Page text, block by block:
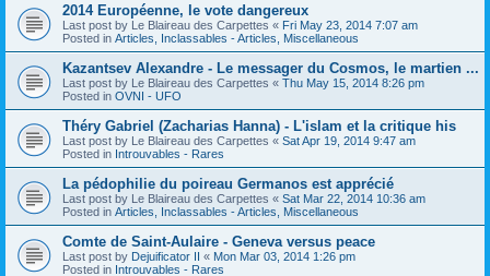
2014 Européenne, le vote dangereux
Last post by Le Blaireau des Carpettes « Fri May 23, 2014 7:07 am
Posted in Articles, Inclassables - Articles, Miscellaneous
Kazantsev Alexandre - Le messager du Cosmos, le martien ...
Last post by Le Blaireau des Carpettes « Thu May 15, 2014 8:26 pm
Posted in OVNI - UFO
Théry Gabriel (Zacharias Hanna) - L'islam et la critique his
Last post by Le Blaireau des Carpettes « Sat Apr 19, 2014 9:47 am
Posted in Introuvables - Rares
La pédophilie du poireau Germanos est apprécié
Last post by Le Blaireau des Carpettes « Sat Mar 22, 2014 10:36 am
Posted in Articles, Inclassables - Articles, Miscellaneous
Comte de Saint-Aulaire - Geneva versus peace
Last post by Dejuificator II « Mon Mar 03, 2014 1:26 pm
Posted in Introuvables - Rares